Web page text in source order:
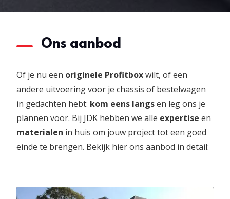
Ons aanbod
Of je nu een originele Profitboxwilt, of een
andere uitvoering voor je chassis of bestelwagen
in gedachten hebt: kom eens langsen leg ons je
plannen voor. Bij JDK hebben we alle expertise en
materialen in huis om jouw project tot een goed
einde te brengen. Bekijk hier ons aanbod in detail: